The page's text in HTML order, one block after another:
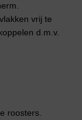
vrij te
d.m.v.
roosters.